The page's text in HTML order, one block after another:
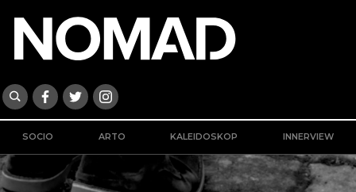
SOCIO ARTO KALEIDOSKOP INNERVIEW